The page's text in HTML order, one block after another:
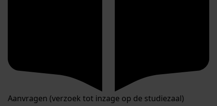
Aanvragen (verzoek tot inzage op de studiezaal)